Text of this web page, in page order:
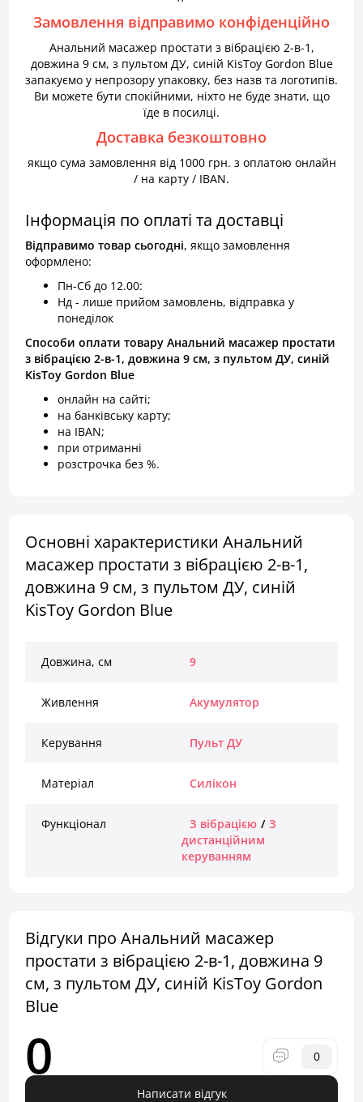
Замовлення відправимо конфіденційно
Анальний масажер простати з вібрацією 2-в-1,
довжина 9 см, з пультом ДУ, синій KisToy Gordon Blue
запакуємо у непрозору упаковку, без назв та логотипів.
Ви можете бути спокійними, ніхто не буде знати, що
їде в посилці.
Доставка безкоштовно
якщо сума замовлення від 1000 грн. з оплатою онлайн
/ на карту / IBAN.
Інформація по оплаті та доставці
Відправимо товар сьогодні, якщо замовлення
оформлено:
Пн-Сб до 12.00:
Нд - лише прийом замовлень, відправка у
понеділок
Способи оплати товару Анальний масажер простати
з вібрацією 2-в-1, довжина 9 см, з пультом ДУ, синій
KisToy Gordon Blue
онлайн на сайті;
на банківську карту;
на IBAN;
при отриманні
розстрочка без %.
Основні характеристики Анальний
масажер простати з вібрацією 2-в-1,
довжина 9 см, з пультом ДУ, синій
KisToy Gordon Blue
Довжина, см 9
Живлення Акумулятор
Керування Пульт ДУ
Матеріал Силікон
Функціонал З вібрацією / З
дистанційним
керуванням
Відгуки про Анальний масажер
простати з вібрацією 2-в-1, довжина 9
см, з пультом ДУ, синій KisToy Gordon
Blue
0 0
Написати відгук